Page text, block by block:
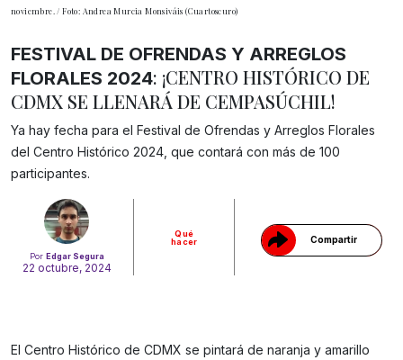
noviembre. / Foto: Andrea Murcia Monsiváis (Cuartoscuro)
Por Edgar Segura
22 octubre, 2024
Qué
hacer
Compartir
Gracias!
FESTIVAL DE OFRENDAS Y ARREGLOS
FLORALES 2024: ¡CENTRO HISTÓRICO DE
CDMX SE LLENARÁ DE CEMPASÚCHIL!
Ya hay fecha para el Festival de Ofrendas y Arreglos Florales
del Centro Histórico 2024, que contará con más de 100
participantes.
El Centro Histórico de CDMX se pintará de naranja y amarillo